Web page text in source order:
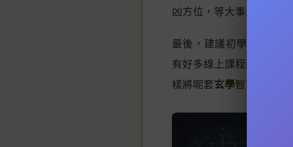
凶方位，等大事進行得更
最後，建議初學者由基礎
有好多線上課程同社群，
樣將呢套玄學智慧融入生